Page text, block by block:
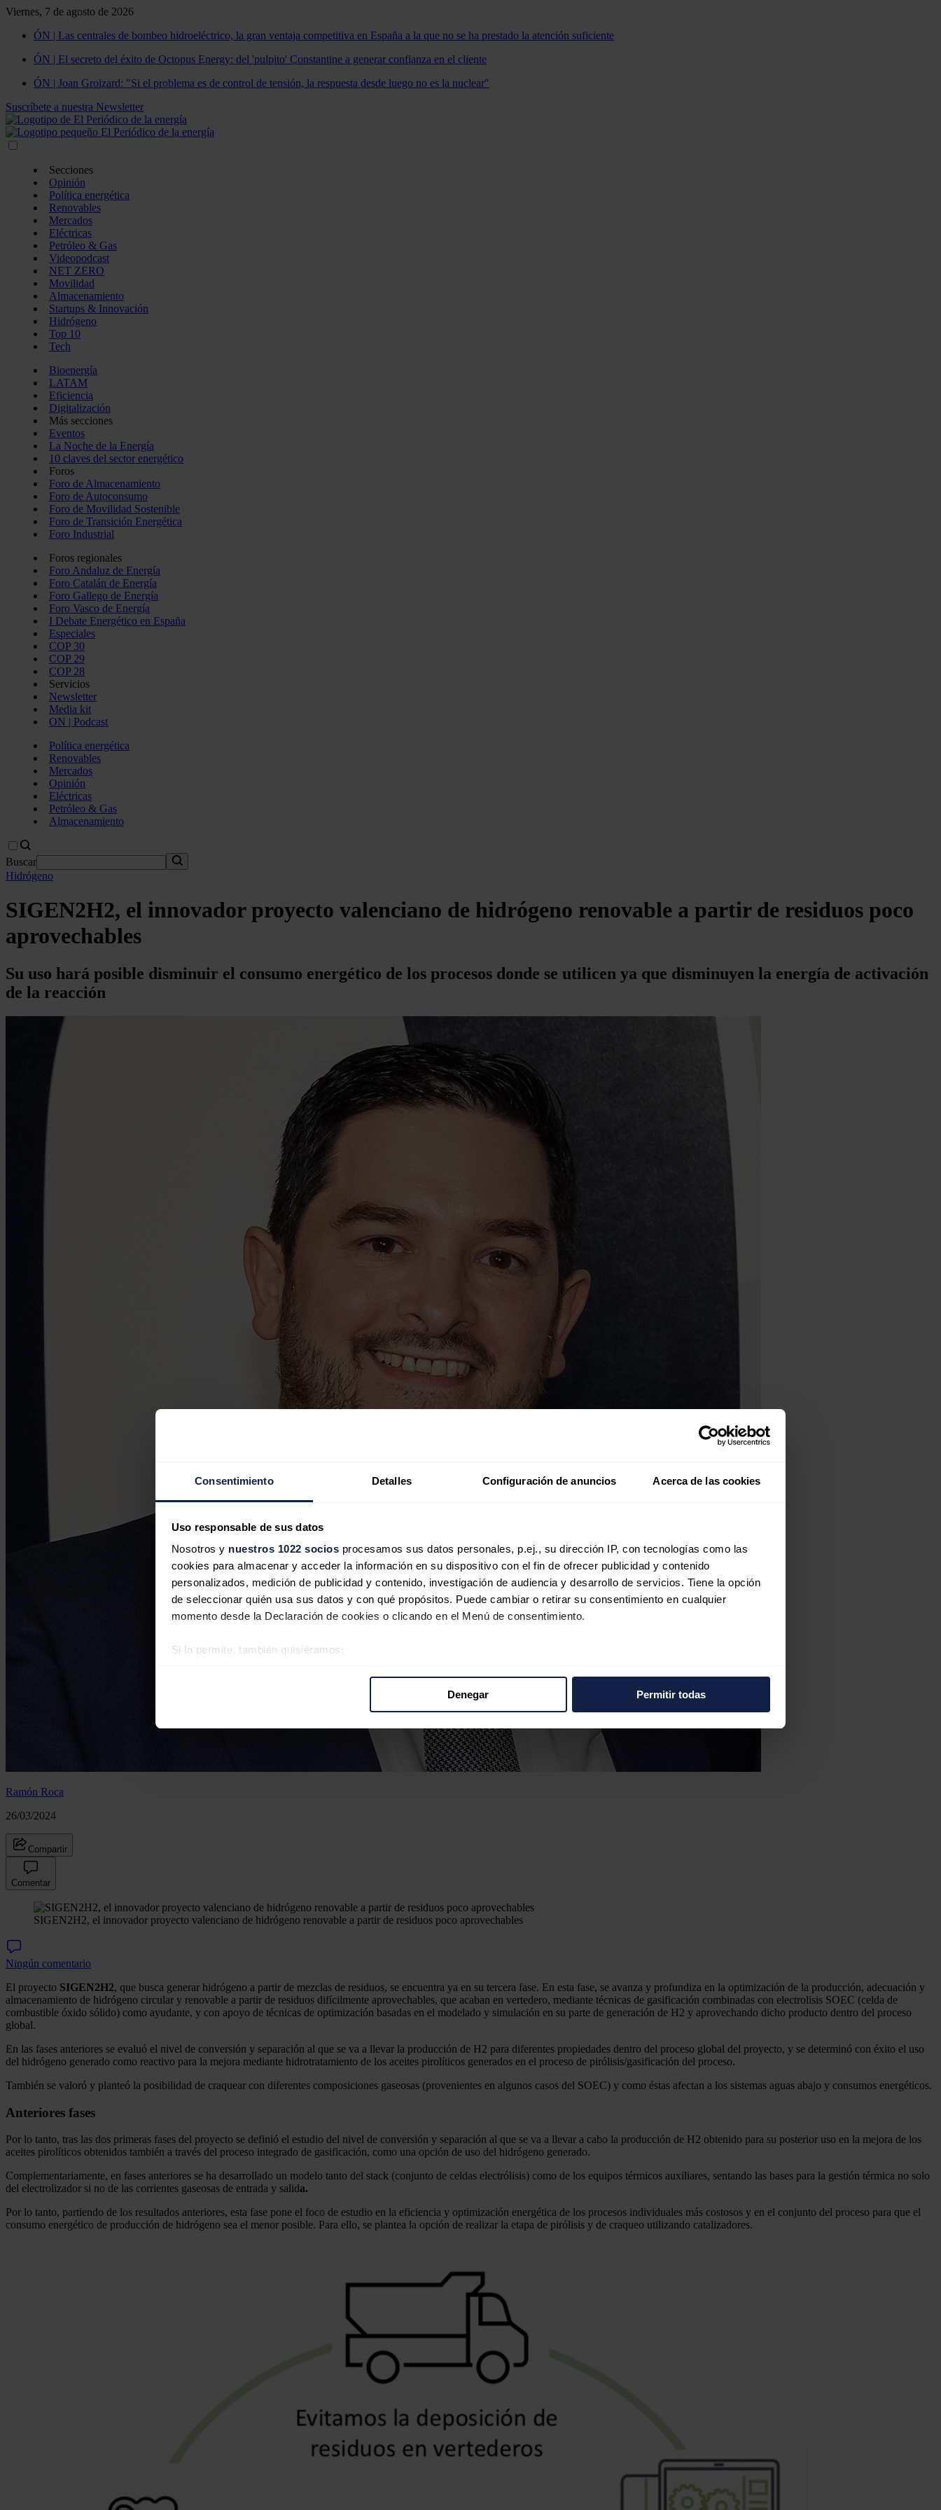
Consentimiento Detalles Configuración de anuncios Acerca de las cookies
Uso responsable de sus datos
Nosotros y nuestros 1022 socios procesamos sus datos personales, p.ej., su dirección IP, con tecnologías como las
cookies para almacenar y acceder la información en su dispositivo con el fin de ofrecer publicidad y contenido
personalizados, medición de publicidad y contenido, investigación de audiencia y desarrollo de servicios. Tiene la opción
de seleccionar quién usa sus datos y con qué propósitos. Puede cambiar o retirar su consentimiento en cualquier
momento desde la Declaración de cookies o clicando en el Menú de consentimiento.
Si lo permite, también quisiéramos:
Las cookies de este sitio web se usan para personalizar el contenido y los anuncios, ofrecer funciones de redes sociales
y analizar el tráfico. Además, compartimos información sobre el uso que haga del sitio web con nuestros partners de
Denegar Permitir todas
Viernes, 7 de agosto de 2026
ÓN | Las centrales de bombeo hidroeléctrico, la gran ventaja competitiva en España a la que no se ha prestado la atención suficiente
ÓN | El secreto del éxito de Octopus Energy: del 'pulpito' Constantine a generar confianza en el cliente
ÓN | Joan Groizard: "Si el problema es de control de tensión, la respuesta desde luego no es la nuclear"
Suscríbete a nuestra Newsletter
Secciones
Opinión
Política energética
Renovables
Mercados
Eléctricas
Petróleo & Gas
Videopodcast
NET ZERO
Movilidad
Almacenamiento
Startups & Innovación
Hidrógeno
Top 10
Tech
Bioenergía
LATAM
Eficiencia
Digitalización
Más secciones
Eventos
La Noche de la Energía
10 claves del sector energético
Foros
Foro de Almacenamiento
Foro de Autoconsumo
Foro de Movilidad Sostenible
Foro de Transición Energética
Foro Industrial
Foros regionales
Foro Andaluz de Energía
Foro Catalán de Energía
Foro Gallego de Energía
Foro Vasco de Energía
I Debate Energético en España
Especiales
COP 30
COP 29
COP 28
Servicios
Newsletter
Media kit
ON | Podcast
Política energética
Renovables
Mercados
Opinión
Eléctricas
Petróleo & Gas
Almacenamiento
Buscar
Hidrógeno
SIGEN2H2, el innovador proyecto valenciano de hidrógeno renovable a partir de residuos poco
aprovechables
Su uso hará posible disminuir el consumo energético de los procesos donde se utilicen ya que disminuyen la energía de activación
de la reacción
Ramón Roca
26/03/2024
Compartir
Comentar
SIGEN2H2, el innovador proyecto valenciano de hidrógeno renovable a partir de residuos poco aprovechables
Ningún comentario
El proyecto SIGEN2H2, que busca generar hidrógeno a partir de mezclas de residuos, se encuentra ya en su tercera fase. En esta fase, se avanza y profundiza en la optimización de la producción, adecuación y
almacenamiento de hidrógeno circular y renovable a partir de residuos difícilmente aprovechables, que acaban en vertedero, mediante técnicas de gasificación combinadas con electrolisis SOEC (celda de
combustible óxido sólido) como ayudante, y con apoyo de técnicas de optimización basadas en el modelado y simulación en su parte de generación de H2 y aprovechando dicho producto dentro del proceso
global.
En las fases anteriores se evaluó el nivel de conversión y separación al que se va a llevar la producción de H2 para diferentes propiedades dentro del proceso global del proyecto, y se determinó con éxito el uso
del hidrógeno generado como reactivo para la mejora mediante hidrotratamiento de los aceites pirolíticos generados en el proceso de pirólisis/gasificación del proceso.
También se valoró y planteó la posibilidad de craquear con diferentes composiciones gaseosas (provenientes en algunos casos del SOEC) y como éstas afectan a los sistemas aguas abajo y consumos energéticos.
Anteriores fases
Por lo tanto, tras las dos primeras fases del proyecto se definió el estudio del nivel de conversión y separación al que se va a llevar a cabo la producción de H2 obtenido para su posterior uso en la mejora de los
aceites pirolíticos obtenidos también a través del proceso integrado de gasificación, como una opción de uso del hidrógeno generado.
Complementariamente, en fases anteriores se ha desarrollado un modelo tanto del stack (conjunto de celdas electrólisis) como de los equipos térmicos auxiliares, sentando las bases para la gestión térmica no solo
del electrolizador si no de las corrientes gaseosas de entrada y salida.
Por lo tanto, partiendo de los resultados anteriores, esta fase pone el foco de estudio en la eficiencia y optimización energética de los procesos individuales más costosos y en el conjunto del proceso para que el
consumo energético de producción de hidrógeno sea el menor posible. Para ello, se plantea la opción de realizar la etapa de pirólisis y de craqueo utilizando catalizadores.